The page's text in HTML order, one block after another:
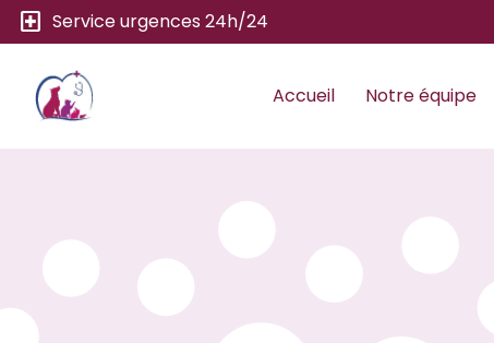
local_hospital Service urgences 24h/24
Accueil Notre équipe